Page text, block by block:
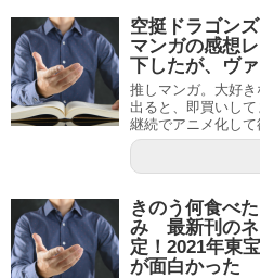
空挺ドラゴン
マンガの感想
下したが、ヴ
推しマンガ。大好
出ると、即買いして
継続でアニメ化し
きのう何食べ
み 最新刊の
定！2021年東
が面白かった